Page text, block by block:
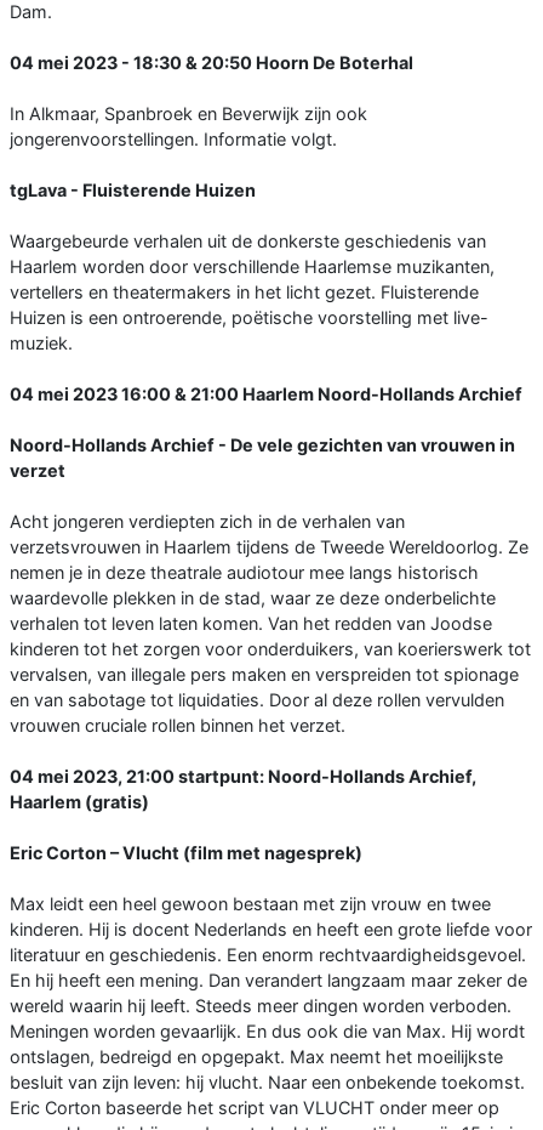
Dam.
04 mei 2023 - 18:30 & 20:50 Hoorn De Boterhal
In Alkmaar, Spanbroek en Beverwijk zijn ook
jongerenvoorstellingen. Informatie volgt.
tgLava - Fluisterende Huizen
Waargebeurde verhalen uit de donkerste geschiedenis van
Haarlem worden door verschillende Haarlemse muzikanten,
vertellers en theatermakers in het licht gezet. Fluisterende
Huizen is een ontroerende, poëtische voorstelling met live-
muziek.
04 mei 2023 16:00 & 21:00 Haarlem Noord-Hollands Archief
Noord-Hollands Archief - De vele gezichten van vrouwen in
verzet
Acht jongeren verdiepten zich in de verhalen van
verzetsvrouwen in Haarlem tijdens de Tweede Wereldoorlog. Ze
nemen je in deze theatrale audiotour mee langs historisch
waardevolle plekken in de stad, waar ze deze onderbelichte
verhalen tot leven laten komen. Van het redden van Joodse
kinderen tot het zorgen voor onderduikers, van koerierswerk tot
vervalsen, van illegale pers maken en verspreiden tot spionage
en van sabotage tot liquidaties. Door al deze rollen vervulden
vrouwen cruciale rollen binnen het verzet.
04 mei 2023, 21:00 startpunt: Noord-Hollands Archief,
Haarlem (gratis)
Eric Corton – Vlucht (film met nagesprek)
Max leidt een heel gewoon bestaan met zijn vrouw en twee
kinderen. Hij is docent Nederlands en heeft een grote liefde voor
literatuur en geschiedenis. Een enorm rechtvaardigheidsgevoel.
En hij heeft een mening. Dan verandert langzaam maar zeker de
wereld waarin hij leeft. Steeds meer dingen worden verboden.
Meningen worden gevaarlijk. En dus ook die van Max. Hij wordt
ontslagen, bedreigd en opgepakt. Max neemt het moeilijkste
besluit van zijn leven: hij vlucht. Naar een onbekende toekomst.
Eric Corton baseerde het script van VLUCHT onder meer op